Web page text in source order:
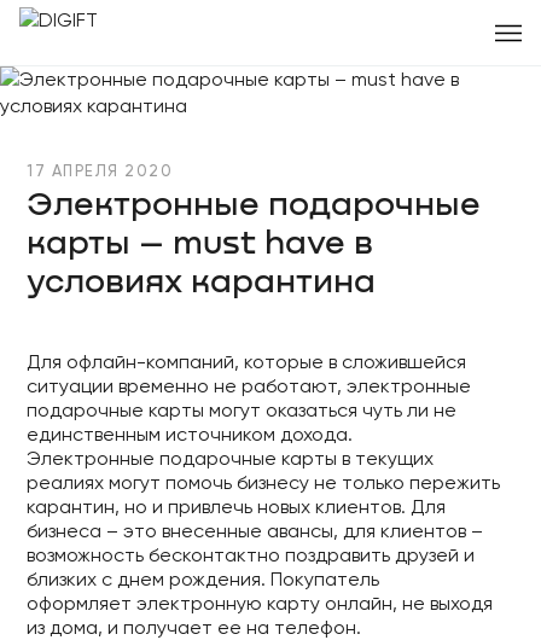
17 АПРЕЛЯ 2020
Электронные подарочные
карты – must have в
условиях карантина
Для офлайн-компаний, которые в сложившейся
ситуации временно не работают, электронные
подарочные карты могут оказаться чуть ли не
единственным источником дохода.
Электронные подарочные карты в текущих
реалиях могут помочь бизнесу не только пережить
карантин, но и привлечь новых клиентов. Для
бизнеса – это внесенные авансы, для клиентов –
возможность бесконтактно поздравить друзей и
близких с днем рождения. Покупатель
оформляет электронную карту онлайн, не выходя
из дома, и получает ее на телефон.